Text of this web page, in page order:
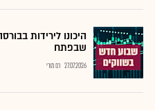
היכונו לירידות
שבפתח
27.07.2026 רם מורי